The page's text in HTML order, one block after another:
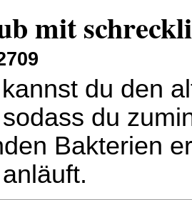
mit
du den
du
Bakterien